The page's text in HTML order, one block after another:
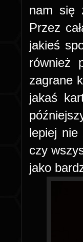
nam się
Przez
jakieś
również
zagrane
jakaś
lepiej nie
czy
jako